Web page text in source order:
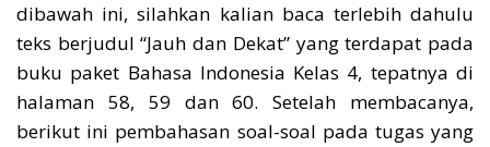
dibawah ini, silahkan kalian baca terlebih dahulu
teks berjudul “Jauh dan Dekat” yang terdapat pada
buku paket Bahasa Indonesia Kelas 4, tepatnya di
halaman 58, 59 dan 60. Setelah membacanya,
berikut ini pembahasan soal-soal pada tugas yang